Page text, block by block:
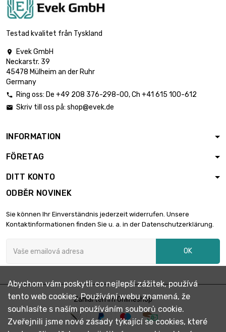
průměr : 0.05mm
délka : 500 Meter
průměr : 0.05mm
231,74 €
220,15 €
délka : 1 Meter
délka : 2 Meter
průměr : 0.07mm
5,70 €

průměr : 0.07mm
6,00 €
5,70 €
Save 5 %

6,30 €
Testad kvalitet från Tyskland

Evek GmbH
Neckarstr. 39
45478 Mülheim an der Ruhr
Germany
 Ring oss: De +49 208 376-298-00, Ch +41 615 100-612
 Skriv till oss på: shop@evek.de
INFORMATION
FÖRETAG
DITT KONTO
ODBĚR NOVINEK
Sie können Ihr Einverständnis jederzeit widerrufen. Unsere
Kontaktinformationen finden Sie u. a. in der Datenschutzerklärung.
OK
Zahlarten im Onlineshop
Abychom vám poskytli co nejlepší zážitek, používá
tento web cookies. Používání webu znamená, že
souhlasíte s naším používáním souborů cookie.
Zveřejnili jsme nové zásady týkající se cookies, které